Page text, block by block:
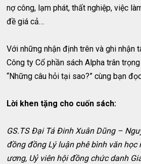
nợ công, lạm phát, thất nghiệp, việc
đề giá cả…
Với những nhận định trên và ghi nhận
Công ty Cổ phần sách Alpha trân
“Những câu hỏi tại sao?” cùng bạn
Lời khen tặng cho cuốn sách:
GS.TS Đại Tá Đinh Xuân Dũng –
đồng đồng Lý luận phê bình văn học
ương, Uỷ viên hội đồng chức danh